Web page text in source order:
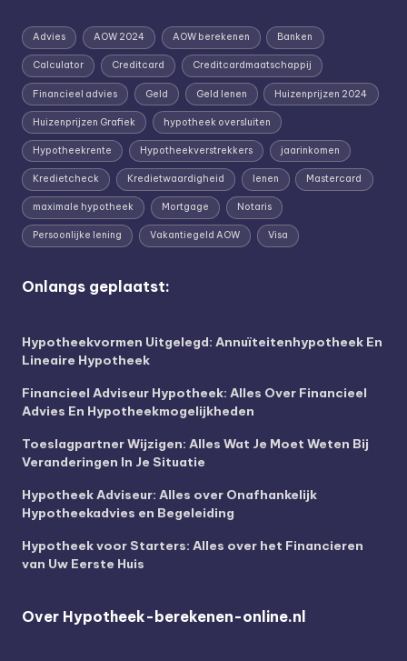
Advies AOW 2024 AOW berekenen Banken
Calculator Creditcard Creditcardmaatschappij
Financieel advies Geld Geld lenen Huizenprijzen 2024
Huizenprijzen Grafiek hypotheek oversluiten
Hypotheekrente Hypotheekverstrekkers jaarinkomen
Kredietcheck Kredietwaardigheid lenen Mastercard
maximale hypotheek Mortgage Notaris
Persoonlijke lening Vakantiegeld AOW Visa
Onlangs geplaatst:
Hypotheekvormen Uitgelegd: Annuïteitenhypotheek En
Lineaire Hypotheek
Financieel Adviseur Hypotheek: Alles Over Financieel
Advies En Hypotheekmogelijkheden
Toeslagpartner Wijzigen: Alles Wat Je Moet Weten Bij
Veranderingen In Je Situatie
Hypotheek Adviseur: Alles over Onafhankelijk
Hypotheekadvies en Begeleiding
Hypotheek voor Starters: Alles over het Financieren
van Uw Eerste Huis
Over Hypotheek-berekenen-online.nl